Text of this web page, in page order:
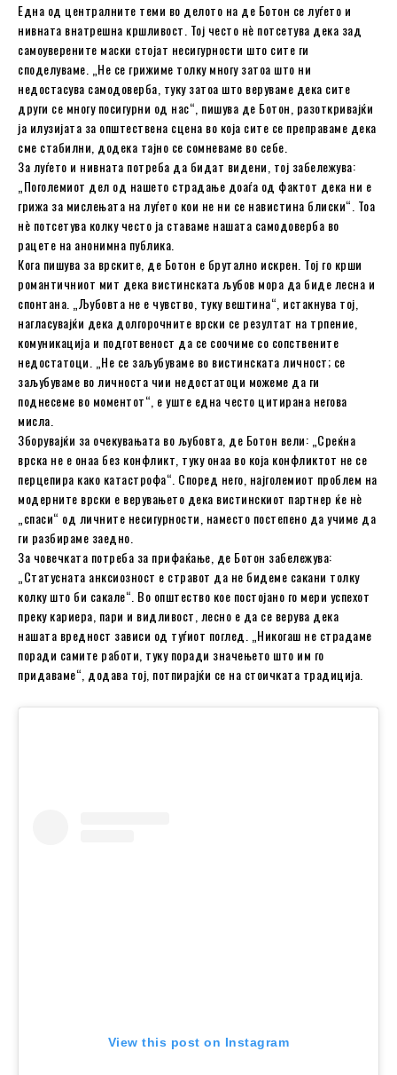
Една од централните теми во делото на де Ботон се луѓето и
нивната внатрешна кршливост. Тој често нè потсетува дека зад
самоуверените маски стојат несигурности што сите ги
споделуваме. „Не се грижиме толку многу затоа што ни
недостасува самодоверба, туку затоа што веруваме дека сите
други се многу посигурни од нас“, пишува де Ботон, разоткривајќи
ја илузијата за општествена сцена во која сите се преправаме дека
сме стабилни, додека тајно се сомневаме во себе.
За луѓето и нивната потреба да бидат видени, тој забележува:
„Поголемиот дел од нашето страдање доаѓа од фактот дека ни е
грижа за мислењата на луѓето кои не ни се навистина блиски“. Тоа
нè потсетува колку често ја ставаме нашата самодоверба во
рацете на анонимна публика.
Кога пишува за врските, де Ботон е брутално искрен. Тој го крши
романтичниот мит дека вистинската љубов мора да биде лесна и
спонтана. „Љубовта не е чувство, туку вештина“, истакнува тој,
нагласувајќи дека долгорочните врски се резултат на трпение,
комуникација и подготвеност да се соочиме со сопствените
недостатоци. „Не се заљубуваме во вистинската личност; се
заљубуваме во личноста чии недостатоци можеме да ги
поднесеме во моментот“, е уште една често цитирана негова
мисла.
Зборувајќи за очекувањата во љубовта, де Ботон вели: „Среќна
врска не е онаа без конфликт, туку онаа во која конфликтот не се
перцепира како катастрофа“. Според него, најголемиот проблем на
модерните врски е верувањето дека вистинскиот партнер ќе нè
„спаси“ од личните несигурности, наместо постепено да учиме да
ги разбираме заедно.
За човечката потреба за прифаќање, де Ботон забележува:
„Статусната анксиозност е стравот да не бидеме сакани толку
колку што би сакале“. Во општество кое постојано го мери успехот
преку кариера, пари и видливост, лесно е да се верува дека
нашата вредност зависи од туѓиот поглед. „Никогаш не страдаме
поради самите работи, туку поради значењето што им го
придаваме“, додава тој, потпирајќи се на стоичката традиција.
View this post on Instagram